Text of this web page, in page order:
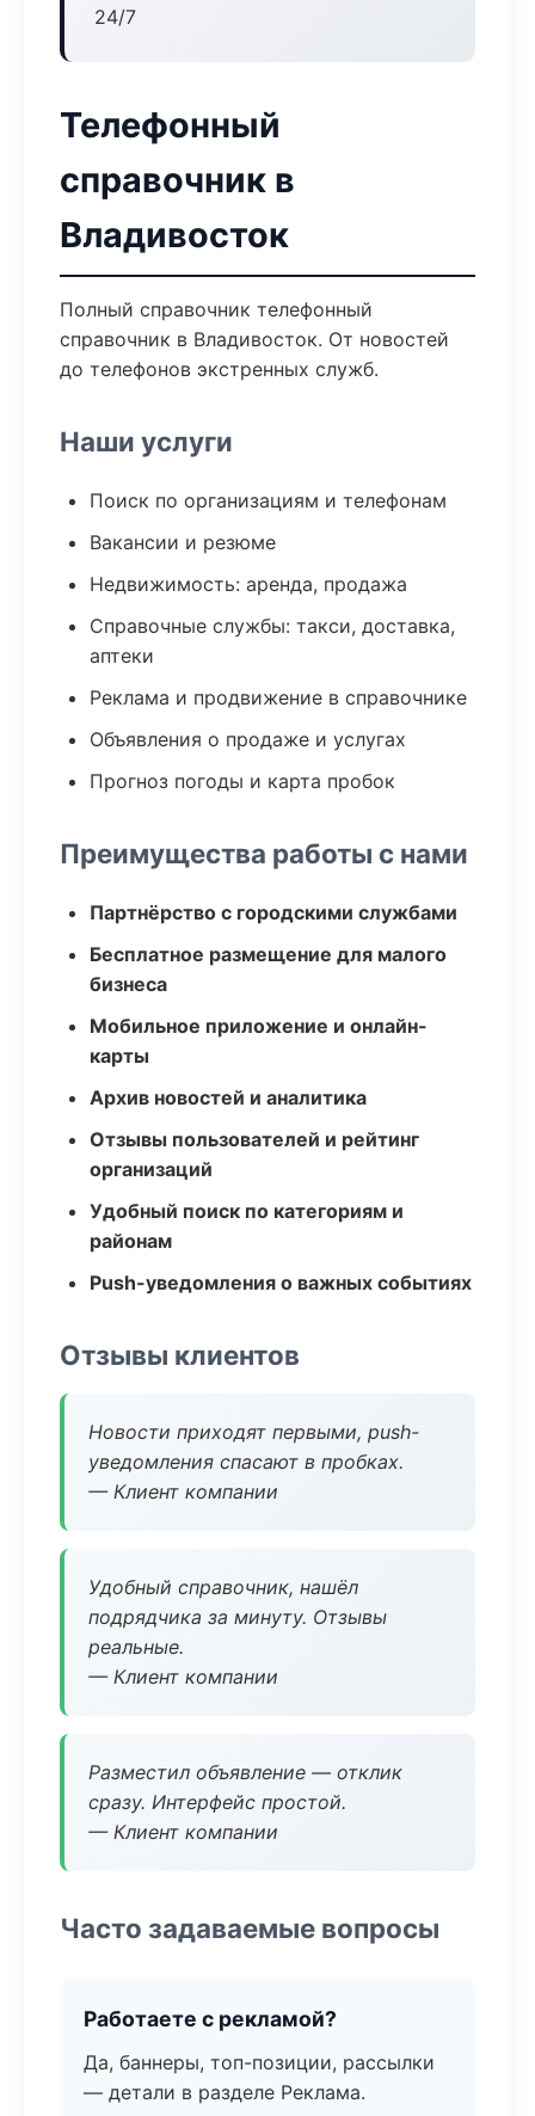
24/7
Телефонный
справочник в
Владивосток
Полный справочник телефонный
справочник в Владивосток. От новостей
до телефонов экстренных служб.
Наши услуги
Поиск по организациям и телефонам
Вакансии и резюме
Недвижимость: аренда, продажа
Справочные службы: такси, доставка,
аптеки
Реклама и продвижение в справочнике
Объявления о продаже и услугах
Прогноз погоды и карта пробок
Преимущества работы с нами
Партнёрство с городскими службами
Бесплатное размещение для малого
бизнеса
Мобильное приложение и онлайн-
карты
Архив новостей и аналитика
Отзывы пользователей и рейтинг
организаций
Удобный поиск по категориям и
районам
Push-уведомления о важных событиях
Отзывы клиентов
Новости приходят первыми, push-
уведомления спасают в пробках.
— Клиент компании
Удобный справочник, нашёл
подрядчика за минуту. Отзывы
реальные.
— Клиент компании
Разместил объявление — отклик
сразу. Интерфейс простой.
— Клиент компании
Часто задаваемые вопросы
Работаете с рекламой?
Да, баннеры, топ-позиции, рассылки
— детали в разделе Реклама.